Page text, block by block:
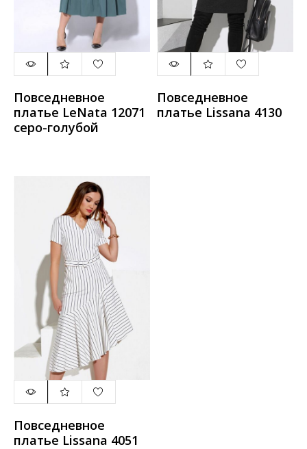
Повседневное
платье LeNata 12071
серо-голубой
Повседневное
платье Lissana 4130
Повседневное
платье Lissana 4051